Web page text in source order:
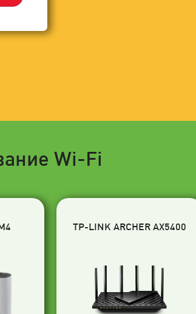
Wi-Fi
TP-LINK ARCHER AX5400